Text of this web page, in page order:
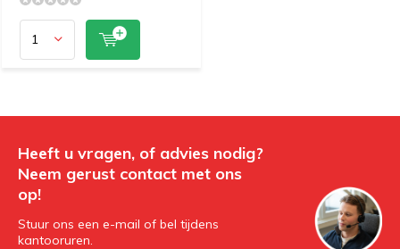
Heeft u vragen, of advies nodig?
Neem gerust contact met ons
op!
Stuur ons een e-mail of bel tijdens
kantooruren.